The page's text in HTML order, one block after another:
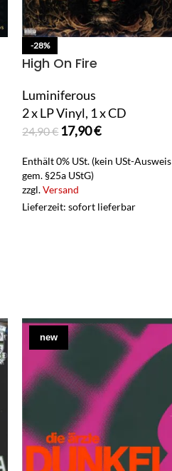
-28%
High On Fire
Luminiferous
2 x LP Vinyl, 1 x CD
24,90€ 17,90€
Enthält 0% USt. (kein USt-Ausweis
gem. §25a UStG)
zzgl.Versand
Lieferzeit: sofort lieferbar
new